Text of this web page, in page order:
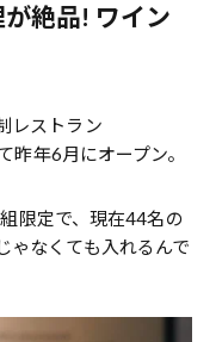
絶品! ワイン
レストラン
昨年6月にオープン。
限定で、現在44名の
ゃなくても入れるんで